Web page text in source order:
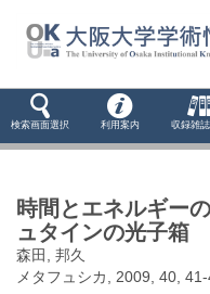
検索画面選択 利用案内 収録雑
時間とエネルギー
ュタインの光子箱
森田, 邦久
メタフュシカ, 2009, 40,